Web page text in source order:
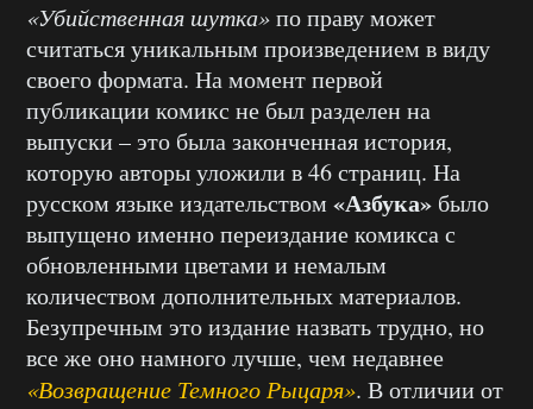
«Убийственная шутка»по праву может
считаться уникальным произведением в виду
своего формата. На момент первой
публикации комикс не был разделен на
выпуски – это была законченная история,
которую авторы уложили в 46 страниц. На
русском языке издательством «Азбука» было
выпущено именно переиздание комикса с
обновленными цветами и немалым
количеством дополнительных материалов.
Безупречным это издание назвать трудно, но
все же оно намного лучше, чем недавнее
«Возвращение Темного Рыцаря». В отличии от